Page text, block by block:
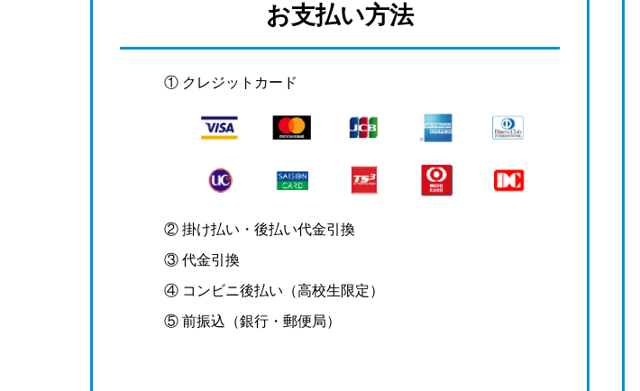
お支払い方法
① クレジットカード
② 掛け払い・後払い代金引換
③ 代金引換
④ コンビニ後払い（高校生限定）
⑤ 前振込（銀行・郵便局）